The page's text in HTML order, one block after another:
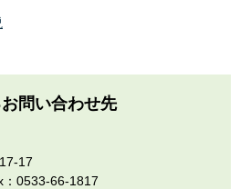
問い合わせ先
17
：0533-66-1817